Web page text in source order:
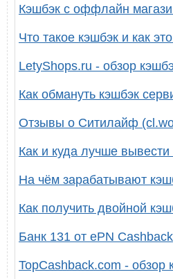
Кэшбэк с оффлайн
Что такое кэшбэк и как
LetyShops.ru - обзор
Как обмануть кэшбэк
Отзывы о Ситилайф
Как и куда лучше вывести
На чём зарабатывают
Как получить двойной
Банк 131 от ePN Cashback
TopCashback.com - обзор